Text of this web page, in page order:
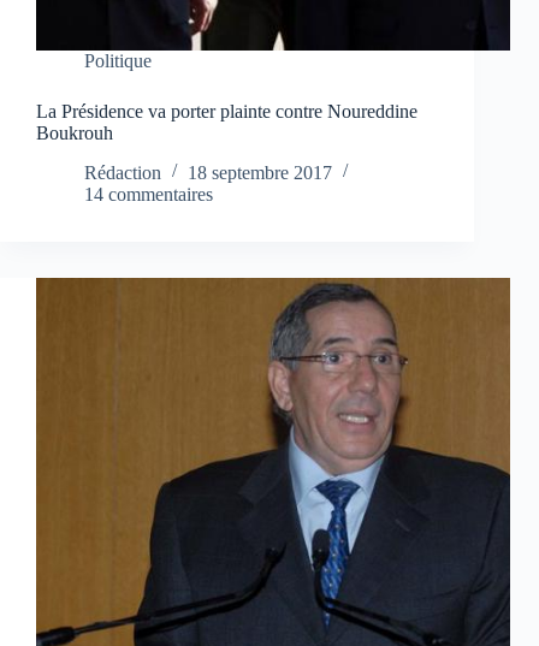
Politique
La Présidence va porter plainte contre Noureddine
Boukrouh
Rédaction
18 septembre 2017
14 commentaires